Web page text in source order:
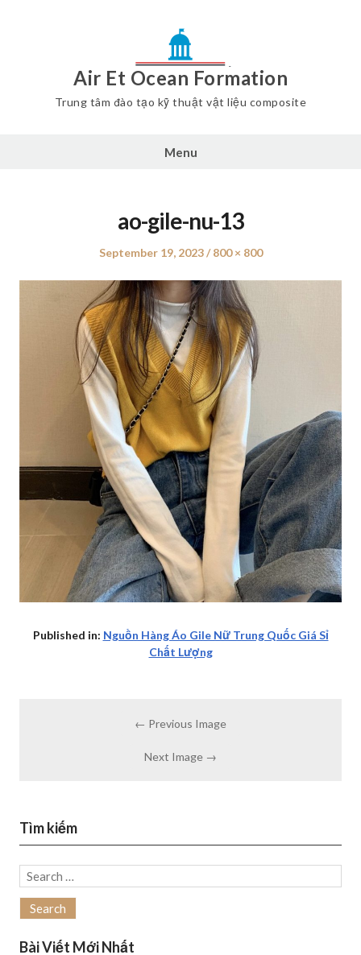
Air Et Ocean Formation
Trung tâm đào tạo kỹ thuật vật liệu composite
Menu
ao-gile-nu-13
Posted
September 19, 2023
Full
800 × 800
Published in: Nguồn Hàng Áo Gile Nữ Trung Quốc Giá Sỉ
Chất Lượng
← Previous Image
Next Image →
Tìm kiếm
Search
for:
Bài Viết Mới Nhất